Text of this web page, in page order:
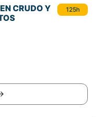
CRUDO Y
125h